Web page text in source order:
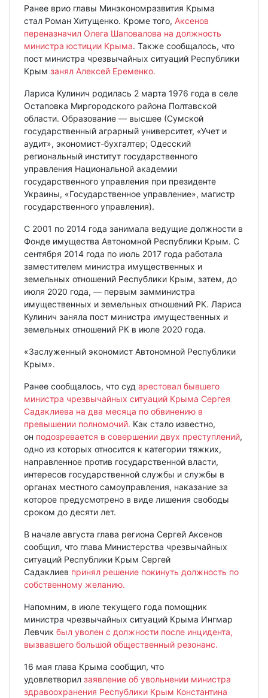
Ранее врио главы Минэкономразвития Крыма
стал Роман Хитущенко. Кроме того, Аксенов
переназначил Олега Шаповалова на должность
министра юстиции Крыма. Также сообщалось, что
пост министра чрезвычайных ситуаций Республики
Крым занял Алексей Еременко.
Лариса Кулинич родилась 2 марта 1976 года в селе
Остаповка Миргородского района Полтавской
области. Образование — высшее (Сумской
государственный аграрный университет, «Учет и
аудит», экономист-бухгалтер; Одесский
региональный институт государственного
управления Национальной академии
государственного управления при президенте
Украины, «Государственное управление», магистр
государственного управления).
С 2001 по 2014 года занимала ведущие должности в
Фонде имущества Автономной Республики Крым. С
сентября 2014 года по июль 2017 года работала
заместителем министра имущественных и
земельных отношений Республики Крым, затем, до
июля 2020 года, — первым замминистра
имущественных и земельных отношений РК. Лариса
Кулинич заняла пост министра имущественных и
земельных отношений РК в июле 2020 года.
«Заслуженный экономист Автономной Республики
Крым».
Ранее сообщалось, что суд арестовал бывшего
министра чрезвычайных ситуаций Крыма Сергея
Садаклиева на два месяца по обвинению в
превышении полномочий. Как стало известно,
он подозревается в совершении двух преступлений,
одно из которых относится к категории тяжких,
направленное против государственной власти,
интересов государственной службы и службы в
органах местного самоуправления, наказание за
которое предусмотрено в виде лишения свободы
сроком до десяти лет.
В начале августа глава региона Сергей Аксенов
сообщил, что глава Министерства чрезвычайных
ситуаций Республики Крым Сергей
Садаклиев принял решение покинуть должность по
собственному желанию.
Напомним, в июле текущего года помощник
министра чрезвычайных ситуаций Крыма Ингмар
Левчик был уволен с должности после инцидента,
вызвавшего большой общественный резонанс.
16 мая глава Крыма сообщил, что
удовлетворил заявление об увольнении министра
здравоохранения Республики Крым Константина